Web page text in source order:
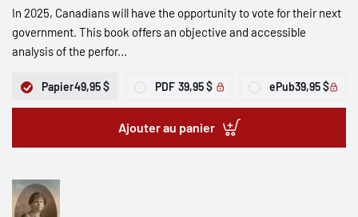
In 2025, Canadians will have the opportunity to vote for their next
government. This book offers an objective and accessible
analysis of the perfor...
Papier49,95 $ PDF 39,95 $ ePub39,95 $
Ajouter au panier